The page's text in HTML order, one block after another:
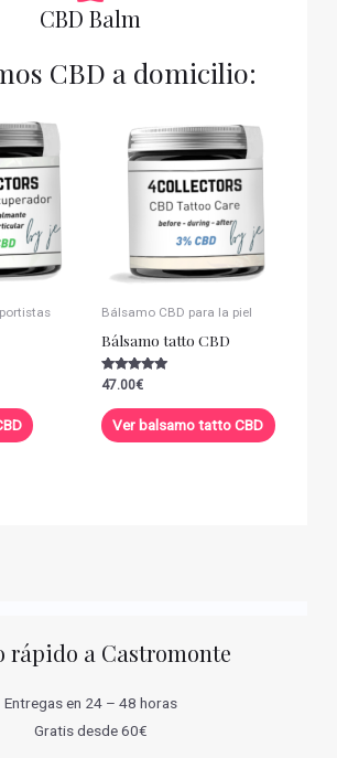
CBD Balm
CBD a domicilio:
Bálsamo CBD para la piel
Bálsamo tatto CBD
Valorado con
de 5
47.00€
Ver balsamo tatto CBD
rápido a Castromonte
Entregas en 24 – 48 horas
Gratis desde 60€